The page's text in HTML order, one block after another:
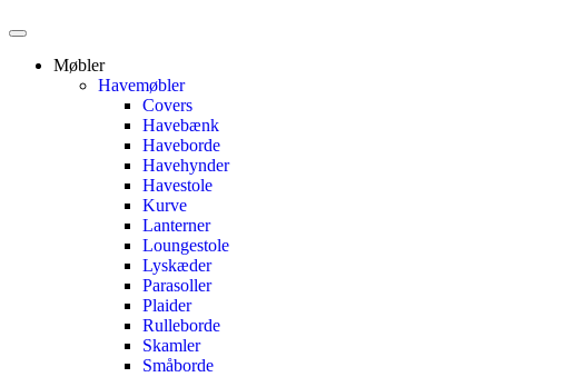
Møbler
Havemøbler
Covers
Havebænk
Haveborde
Havehynder
Havestole
Kurve
Lanterner
Loungestole
Lyskæder
Parasoller
Plaider
Rulleborde
Skamler
Småborde